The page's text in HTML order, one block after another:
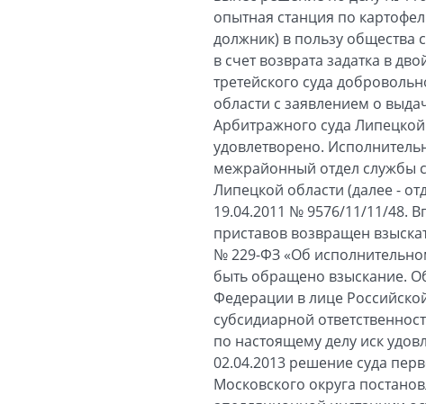
опытная станция по
должник) в пользу общества
в счет возврата задатка в
третейского суда
области с заявлением о
Арбитражного суда
удовлетворено.
межрайонный отдел службы
Липецкой области (далее -
19.04.2011 № 9576/11/11/48.
приставов возвращен
№ 229-ФЗ «Об
быть обращено взыскание.
Федерации в лице
субсидиарной
по настоящему делу иск
02.04.2013 решение суда
Московского округа